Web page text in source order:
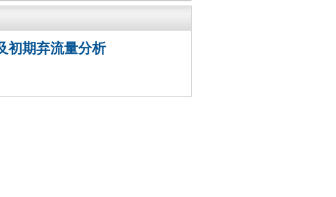
初期弃流量分析